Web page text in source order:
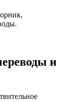
и